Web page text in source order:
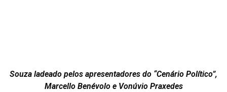
Souza ladeado pelos apresentadores do “Cenário Político”,
Marcello Benévolo e Vonúvio Praxedes